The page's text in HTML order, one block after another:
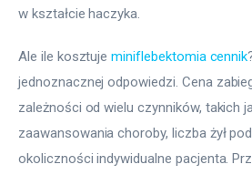
w kształcie haczyka.
Ale ile kosztuje miniflebektomia cennik
jednoznacznej odpowiedzi. Cena
zależności od wielu czynników, takich
zaawansowania choroby, liczba żył
okoliczności indywidualne pacjenta.